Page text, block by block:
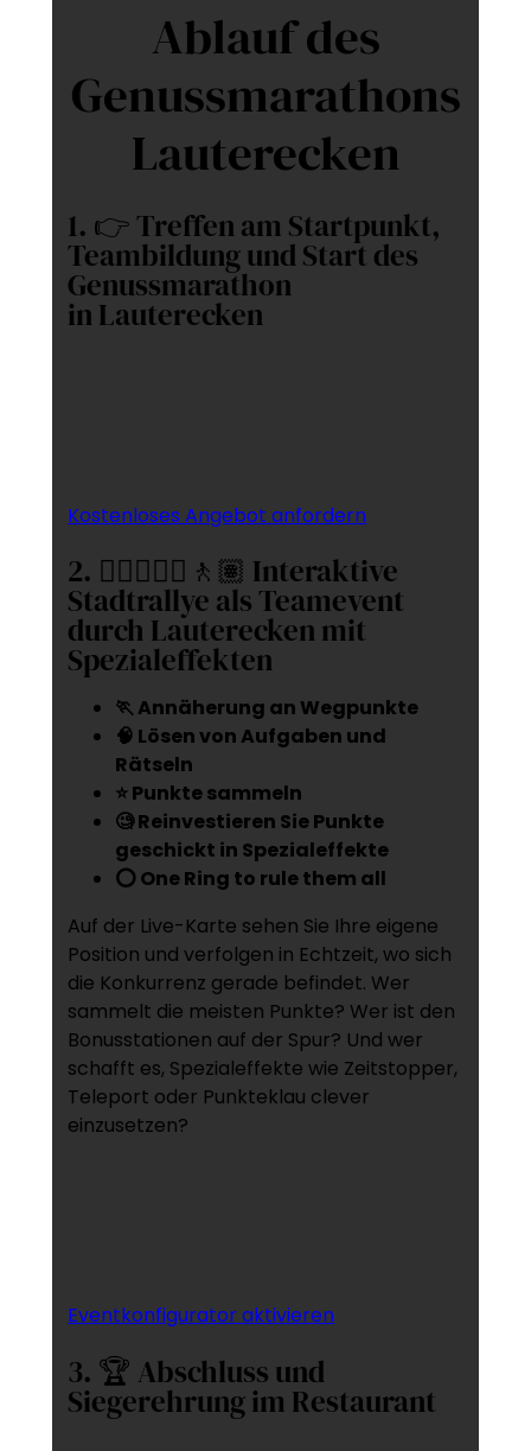
Ablauf des
Genussmarathons
Lauterecken
1. 👉 Treffen am Startpunkt,
Teambildung und Start des
Genussmarathon
in Lauterecken
Kostenloses Angebot anfordern
2. 🚶‍♂️🚶🏻‍♀️🚶🏽 Interaktive
Stadtrallye als Teamevent
durch Lauterecken mit
Spezialeffekten
🏃 Annäherung an Wegpunkte
🧠 Lösen von Aufgaben und
Rätseln
⭐ Punkte sammeln
🧐 Reinvestieren Sie Punkte
geschickt in Spezialeffekte
⭕ One Ring to rule them all
Auf der Live-Karte sehen Sie Ihre eigene
Position und verfolgen in Echtzeit, wo sich
die Konkurrenz gerade befindet. Wer
sammelt die meisten Punkte? Wer ist den
Bonusstationen auf der Spur? Und wer
schafft es, Spezialeffekte wie Zeitstopper,
Teleport oder Punkteklau clever
einzusetzen?
Eventkonfigurator aktivieren
3. 🏆 Abschluss und
Siegerehrung im Restaurant